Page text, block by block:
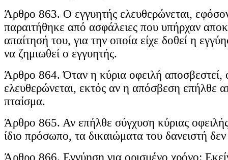
Άρθρο 863. Ο εγγυητής ελευθερώνεται,
παραιτήθηκε από ασφάλειες που υπήρχαν
απαίτησή του, για την οποία είχε δοθεί η
να ζημιωθεί ο εγγυητής.
Άρθρο 864. Όταν η κύρια οφειλή αποσβεστεί,
ελευθερώνεται, εκτός αν η απόσβεση επήλθε
πταίσμα.
Άρθρο 865. Αν επήλθε σύγχυση κύριας
ίδιο πρόσωπο, τα δικαιώματα του δανειστή
Άρθρο 866. Εγγύηση για ορισμένο χρόνο: